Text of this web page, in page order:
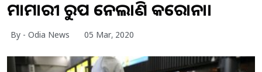
ମହାମାରୀ ରୁପ ନେଲାଣି କରୋନା।
By - Odia News 05 Mar, 2020